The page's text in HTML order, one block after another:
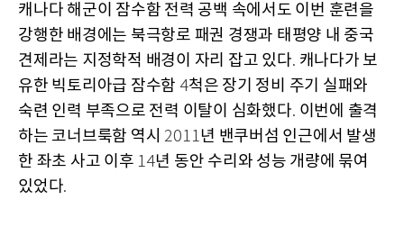
캐나다 해군이 잠수함 전력 공백 속에서도 이번 훈련을
강행한 배경에는 북극항로 패권 경쟁과 태평양 내 중국
견제라는 지정학적 배경이 자리 잡고 있다. 캐나다가 보
유한 빅토리아급 잠수함 4척은 장기 정비 주기 실패와
숙련 인력 부족으로 전력 이탈이 심화했다. 이번에 출격
하는 코너브룩함 역시 2011년 밴쿠버섬 인근에서 발생
한 좌초 사고 이후 14년 동안 수리와 성능 개량에 묶여
있었다.